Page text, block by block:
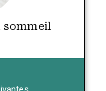
sommeil